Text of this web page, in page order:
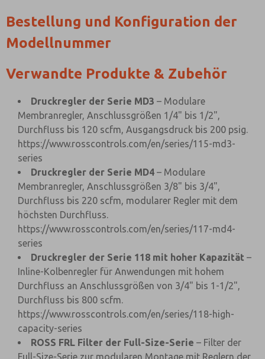
Bestellung und Konfiguration der
Modellnummer
Verwandte Produkte & Zubehör
Druckregler der Serie MD3 – Modulare
Membranregler, Anschlussgrößen 1/4" bis 1/2",
Durchfluss bis 120 scfm, Ausgangsdruck bis 200 psig.
https://www.rosscontrols.com/en/series/115-md3-
series
Druckregler der Serie MD4 – Modulare
Membranregler, Anschlussgrößen 3/8" bis 3/4",
Durchfluss bis 220 scfm, modularer Regler mit dem
höchsten Durchfluss.
https://www.rosscontrols.com/en/series/117-md4-
series
Druckregler der Serie 118 mit hoher Kapazität –
Inline-Kolbenregler für Anwendungen mit hohem
Durchfluss an Anschlussgrößen von 3/4" bis 1-1/2",
Durchfluss bis 800 scfm.
https://www.rosscontrols.com/en/series/118-high-
capacity-series
ROSS FRL Filter der Full-Size-Serie – Filter der
Full-Size-Serie zur modularen Montage mit Reglern der